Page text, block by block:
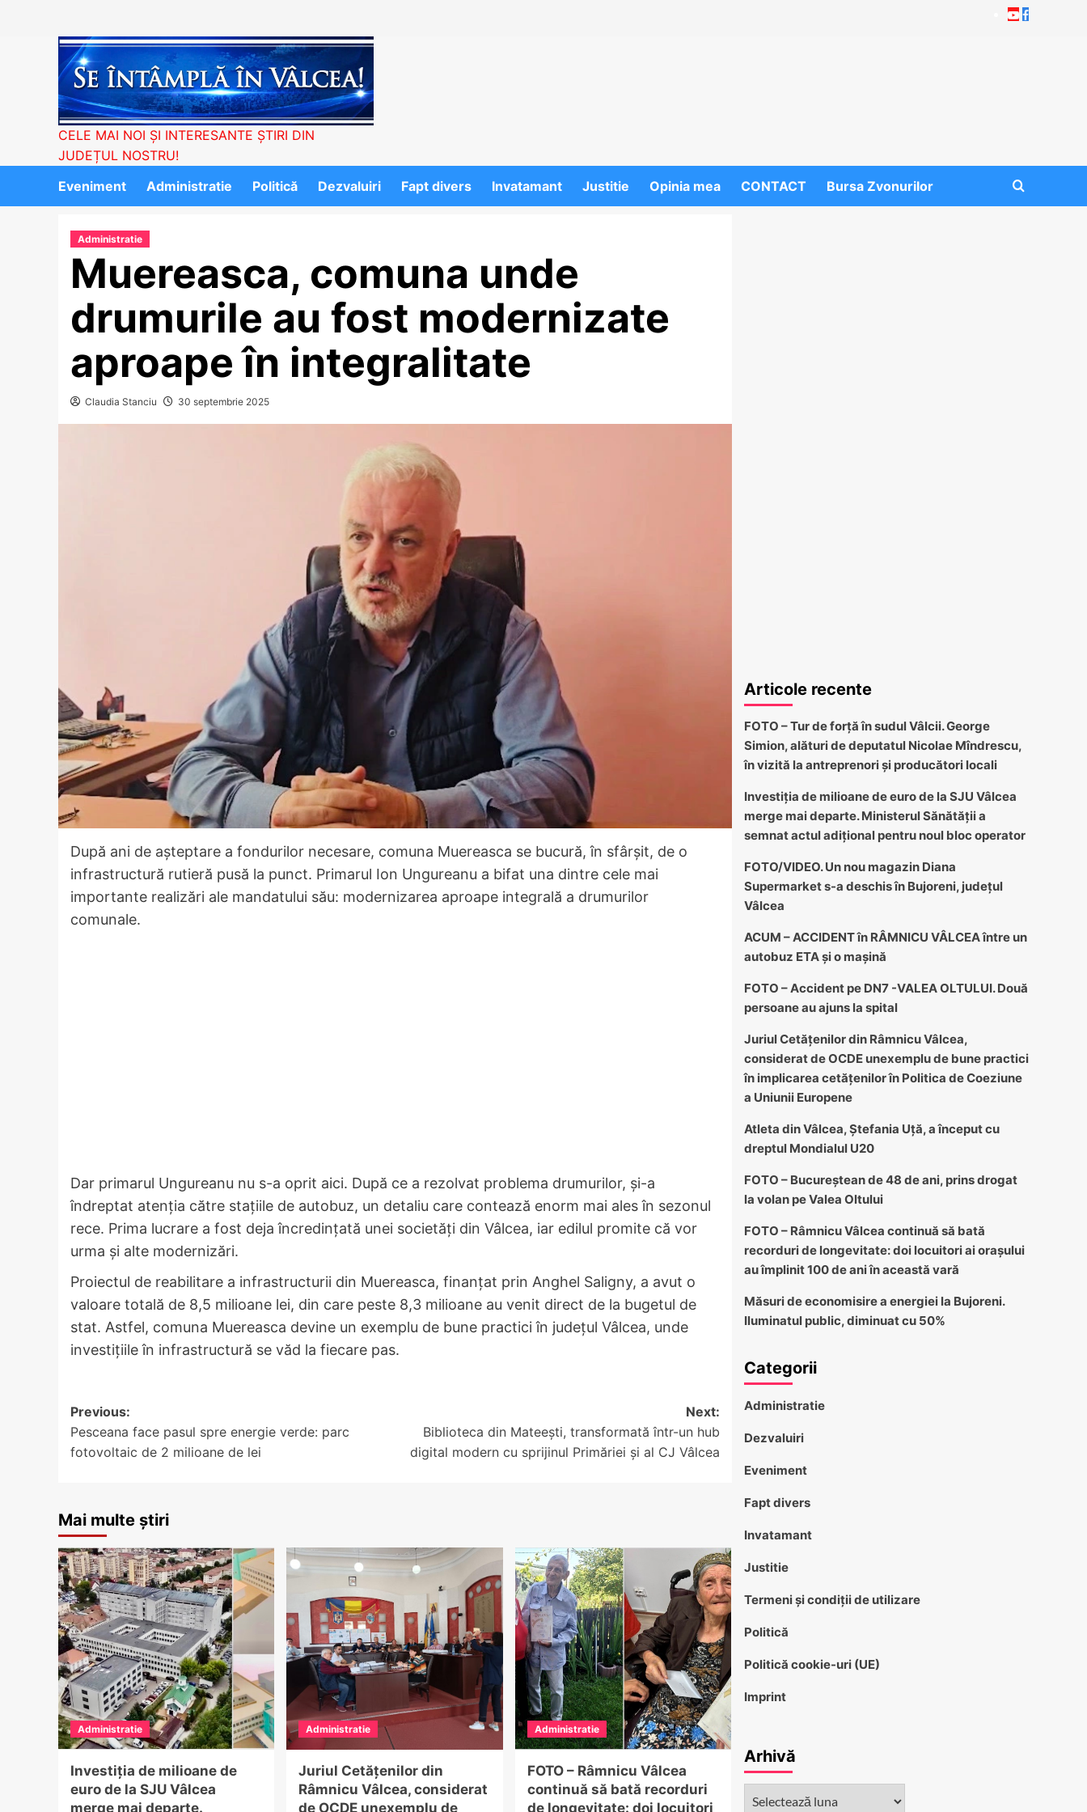
Youtube
Facebook
CELE MAI NOI ȘI INTERESANTE ȘTIRI DIN
JUDEȚUL NOSTRU!
Eveniment
Administratie Politică Dezvaluiri Fapt divers Invatamant Justitie Opinia mea CONTACT Bursa Zvonurilor
Administratie
Muereasca, comuna unde
drumurile au fost modernizate
aproape în integralitate
Claudia Stanciu 30 septembrie 2025
După ani de așteptare a fondurilor necesare, comuna Muereasca se bucură, în sfârșit, de o
infrastructură rutieră pusă la punct. Primarul Ion Ungureanu a bifat una dintre cele mai
importante realizări ale mandatului său: modernizarea aproape integrală a drumurilor
comunale.
Dar primarul Ungureanu nu s-a oprit aici. După ce a rezolvat problema drumurilor, și-a
îndreptat atenția către stațiile de autobuz, un detaliu care contează enorm mai ales în sezonul
rece. Prima lucrare a fost deja încredințată unei societăți din Vâlcea, iar edilul promite că vor
urma și alte modernizări.
Proiectul de reabilitare a infrastructurii din Muereasca, finanțat prin Anghel Saligny, a avut o
valoare totală de 8,5 milioane lei, din care peste 8,3 milioane au venit direct de la bugetul de
stat. Astfel, comuna Muereasca devine un exemplu de bune practici în județul Vâlcea, unde
investițiile în infrastructură se văd la fiecare pas.
Post
navigation
Previous:
Pesceana face pasul spre energie verde: parc
fotovoltaic de 2 milioane de lei
Next:
Biblioteca din Mateești, transformată într-un hub
digital modern cu sprijinul Primăriei și al CJ Vâlcea
Mai multe știri
Administratie
Investiția de milioane de
euro de la SJU Vâlcea
merge mai departe.
Administratie
Juriul Cetățenilor din
Râmnicu Vâlcea, considerat
de OCDE unexemplu de
Administratie
FOTO – Râmnicu Vâlcea
continuă să bată recorduri
de longevitate: doi locuitori
Articole recente
FOTO – Tur de forță în sudul Vâlcii. George
Simion, alături de deputatul Nicolae Mîndrescu,
în vizită la antreprenori și producători locali
Investiția de milioane de euro de la SJU Vâlcea
merge mai departe. Ministerul Sănătății a
semnat actul adițional pentru noul bloc operator
FOTO/VIDEO. Un nou magazin Diana
Supermarket s-a deschis în Bujoreni, județul
Vâlcea
ACUM – ACCIDENT în RÂMNICU VÂLCEA între un
autobuz ETA și o mașină
FOTO – Accident pe DN7 -VALEA OLTULUI. Două
persoane au ajuns la spital
Juriul Cetățenilor din Râmnicu Vâlcea,
considerat de OCDE unexemplu de bune practici
în implicarea cetățenilor în Politica de Coeziune
a Uniunii Europene
Atleta din Vâlcea, Ștefania Uță, a început cu
dreptul Mondialul U20
FOTO – Bucureștean de 48 de ani, prins drogat
la volan pe Valea Oltului
FOTO – Râmnicu Vâlcea continuă să bată
recorduri de longevitate: doi locuitori ai orașului
au împlinit 100 de ani în această vară
Măsuri de economisire a energiei la Bujoreni.
Iluminatul public, diminuat cu 50%
Categorii
Administratie
Dezvaluiri
Eveniment
Fapt divers
Invatamant
Justitie
Termeni și condiții de utilizare
Politică
Politică cookie-uri (UE)
Imprint
Arhivă